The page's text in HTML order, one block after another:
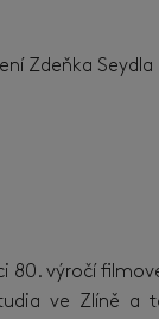
Zdeňka Seydla
80. výročí
ve Zlíně a